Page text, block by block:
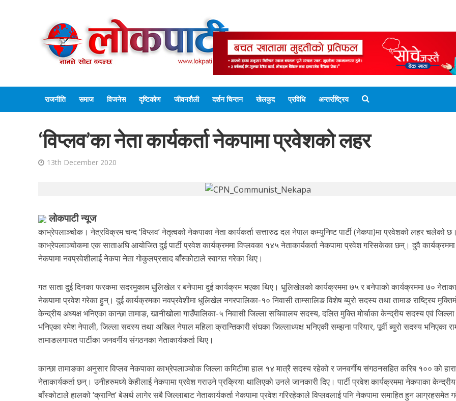
राजनीति समाज विजनेस दृष्टिकोण जीवनशैली दर्शन चिन्तन खेलकुद प्रविधि अन्तर्राष्ट्रिय
‘विप्लव’का नेता कार्यकर्ता नेकपामा प्रवेशको लहर
13th December 2020
लोकपाटी न्यूज
काभ्रेपलाञ्चोक। नेत्रविक्रम चन्द ‘विप्लव’ नेतृत्वको नेकपाका नेता कार्यकर्ता सत्तारुढ दल नेपाल कम्युनिष्ट पार्टी (नेकपा)मा प्रवेशको लहर चलेको
काभ्रेपलाञ्चोकमा एक साताअघि आयोजित दुई पार्टी प्रवेश कार्यक्रममा विप्लवका १४५ नेताकार्यकर्ता नेकपामा प्रवेश गरिसकेका छन्। दुवै कार्यक्रममा
नेकपामा नवप्रवेशीलाई नेकपा नेता गोकुलप्रसाद बाँस्कोटाले स्वागत गरेका थिए।
गत साता दुई दिनका फरकमा सदरमुकाम धुलिखेल र बनेपामा दुई कार्यक्रम भएका थिए। धुलिखेलको कार्यक्रममा ७५ र बनेपाको कार्यक्रममा ७०
नेकपामा प्रवेश गरेका हुन्। दुई कार्यक्रमका नवप्रवेशीमा धुलिखेल नगरपालिका-१० निवासी ताम्सालिङ विशेष ब्युरो सदस्य तथा तामाङ राष्ट्रिय
केन्द्रीय अध्यक्ष भनिएका कान्छा तामाङ, खानीखोला गाउँपालिका-५ निवासी जिल्ला सचिवालय सदस्य, दलित मुक्ति मोर्चाका केन्द्रीय सदस्य एवं
भनिएका रमेश नेपाली, जिल्ला सदस्य तथा अखिल नेपाल महिला क्रान्तिकारी संघका जिल्लाध्यक्ष भनिएकी सम्झना परियार, पूर्वी ब्युरो सदस्य भनिएका
तामाङलगायत पार्टीका जनवर्गीय संगठनका नेताकार्यकर्ता थिए।
कान्छा तामाङका अनुसार विप्लव नेकपाका काभ्रेपलाञ्चोक जिल्ला कमिटीमा हाल १४ मात्रै सदस्य रहेको र जनवर्गीय संगठनसहित करिब १०० को
नेताकार्यकर्ता छन्। उनीहरुमध्ये केहीलाई नेकपामा प्रवेश गराउने प्रक्रिया थालिएको उनले जानकारी दिए। पार्टी प्रवेश कार्यक्रममा नेकपाका
बाँस्कोटाले हालको ‘क्रान्ति’ बेअर्थ लागेर सबै जिल्लाबाट नेताकार्यकर्ता नेकपामा प्रवेश गरिरहेकाले विप्लवलाई पनि नेकपामा समाहित हुन आग्रहसमेत